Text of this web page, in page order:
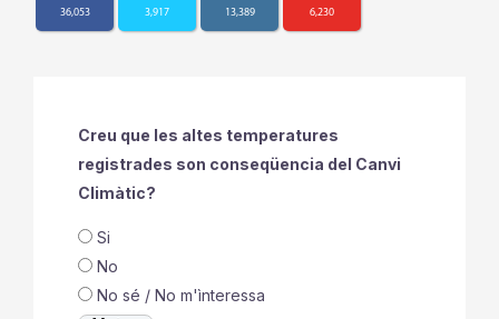
36,053 3,917 13,389 6,230
Creu que les altes temperatures
registrades son conseqüencia del Canvi
Climàtic?
Si
No
No sé / No m'ìnteressa